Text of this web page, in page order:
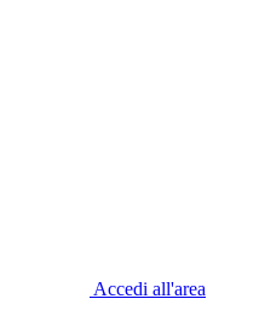
Accedi all'area